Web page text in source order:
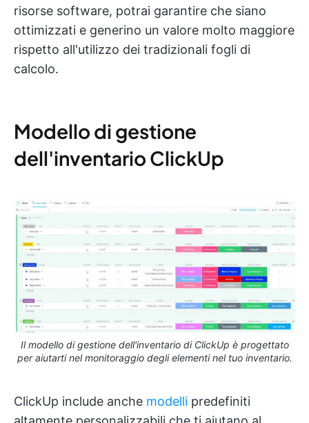
risorse software, potrai garantire che siano
ottimizzati e generino un valore molto maggiore
rispetto all'utilizzo dei tradizionali fogli di
calcolo.
Modello di gestione
dell'inventario ClickUp
Il modello di gestione dell'inventario di ClickUp è progettato
per aiutarti nel monitoraggio degli elementi nel tuo inventario.
ClickUp include anche modelli predefiniti